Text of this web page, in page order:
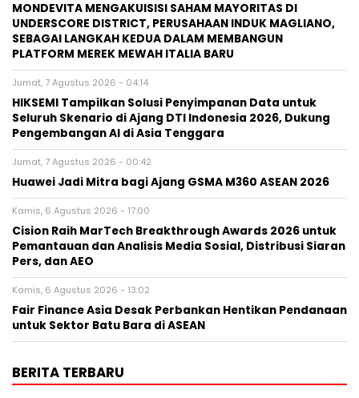
MONDEVITA MENGAKUISISI SAHAM MAYORITAS DI
UNDERSCORE DISTRICT, PERUSAHAAN INDUK MAGLIANO,
SEBAGAI LANGKAH KEDUA DALAM MEMBANGUN
PLATFORM MEREK MEWAH ITALIA BARU
Jumat, 7 Agustus 2026 - 04:14
HIKSEMI Tampilkan Solusi Penyimpanan Data untuk
Seluruh Skenario di Ajang DTI Indonesia 2026, Dukung
Pengembangan AI di Asia Tenggara
Jumat, 7 Agustus 2026 - 00:42
Huawei Jadi Mitra bagi Ajang GSMA M360 ASEAN 2026
Kamis, 6 Agustus 2026 - 17:00
Cision Raih MarTech Breakthrough Awards 2026 untuk
Pemantauan dan Analisis Media Sosial, Distribusi Siaran
Pers, dan AEO
Kamis, 6 Agustus 2026 - 13:02
Fair Finance Asia Desak Perbankan Hentikan Pendanaan
untuk Sektor Batu Bara di ASEAN
BERITA TERBARU